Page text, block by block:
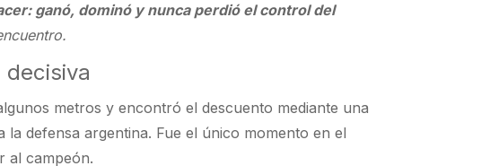
ganó, dominó y nunca perdió el control del
metros y encontró el descuento mediante una
defensa argentina. Fue el único momento en el
al campeón.